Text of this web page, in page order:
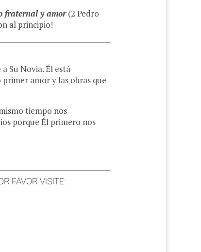
fraternal y amor(2 Pedro
al principio!
Su Novia. Él está
amor y las obras que
tiempo nos
porque Él primero nos
favor visite: